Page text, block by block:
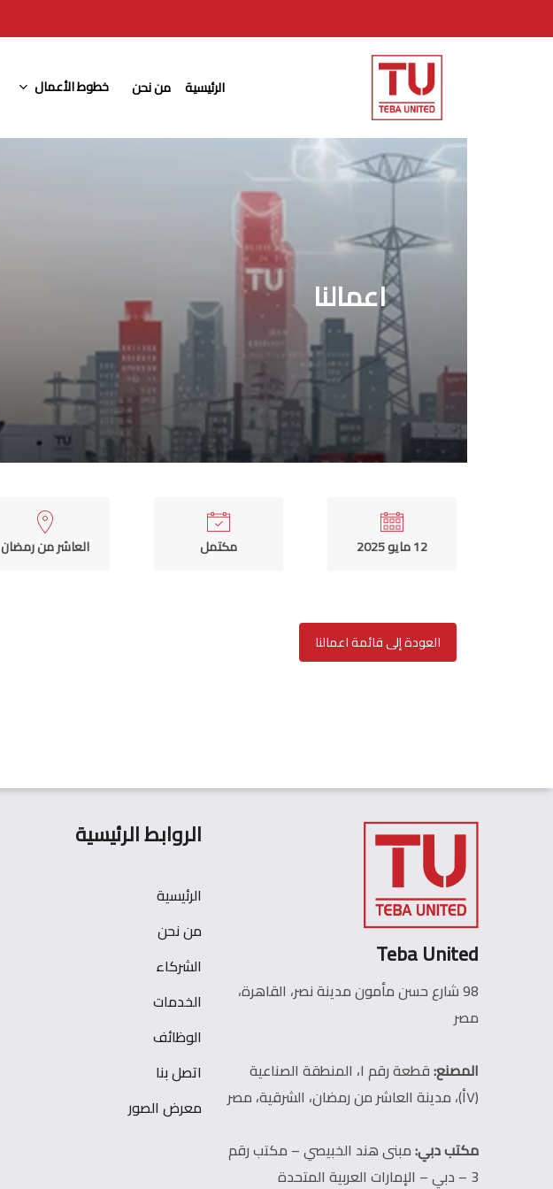
to
الرئيسية من نحن خطوط الأعمال
اعمالنا
12 مايو 2025 مكتمل العاشر من رمضان
العودة إلى قائمة اعمالنا
Teba United
98 شارع حسن مأمون مدينة نصر، القاهرة،
مصر
المصنع:
قطعة رقم ١، المنطقة الصناعية
(٧أ)، مدينة العاشر من رمضان، الشرقية، مصر
مكتب دبي:مبنى هند الخبيصي – مكتب رقم
3 – دبي – الإمارات العربية المتحدة
الروابط الرئيسية
الرئيسية
من نحن
الشركاء
الخدمات
الوظائف
اتصل بنا
معرض الصور